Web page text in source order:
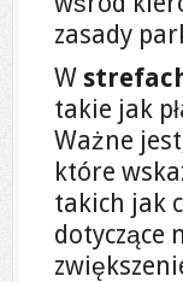
zasady
W
takie jak
Ważne
które
takich jak
dotyczące